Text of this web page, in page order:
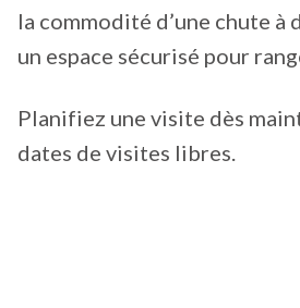
la commodité d’une chute
un espace sécurisé pour
Planifiez une visite dès
dates de visites libres.